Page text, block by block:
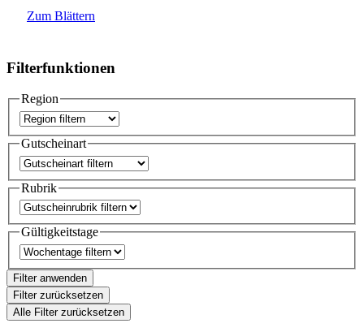
Zum Blättern
Filterfunktionen
Region
Gutscheinart
Rubrik
Gültigkeitstage
Filter anwenden
Filter zurücksetzen
Alle Filter zurücksetzen